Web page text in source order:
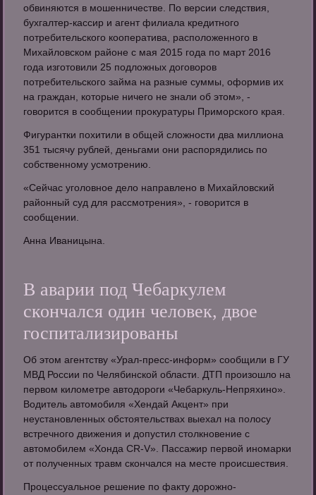
обвиняются в мошенничестве. По версии следствия,
бухгалтер-кассир и агент филиала кредитного
потребительского кооператива, расположенного в
Михайловском районе с мая 2015 года по март 2016
года изготовили 25 подложных договоров
потребительского займа на разные суммы, оформив их
на граждан, которые ничего не знали об этом», -
говорится в сообщении прокуратуры Приморского края.
Фигурантки похитили в общей сложности два миллиона
351 тысячу рублей, деньгами они распорядились по
собственному усмотрению.
«Сейчас уголовное дело направлено в Михайловский
районный суд для рассмотрения», - говорится в
сообщении.
Анна Иваницына.
В аварии под Чебаркулем
скончался один человек, двое
госпитализированы
Об этом агентству «Урал-пресс-информ» сообщили в ГУ
МВД России по Челябинской области. ДТП произошло на
первом километре автодороги «Чебаркуль-Непряхино».
Водитель автомобиля «Хендай Акцент» при
неустановленных обстоятельствах выехал на полосу
встречного движения и допустил столкновение с
автомобилем «Хонда CR-V». Пассажир первой иномарки
от полученных травм скончался на месте происшествия.
Процессуальное решение по факту дорожно-